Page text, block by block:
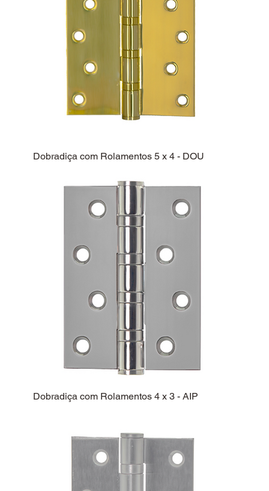
Dobradiça com Rolamentos 5 x 4 - DOU
Dobradiça com Rolamentos 4 x 3 - AIP